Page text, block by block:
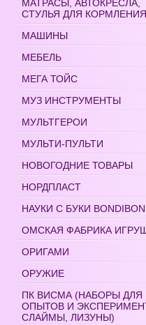
МАТРАСЫ, АВТОКРЕСЛА,
СТУЛЬЯ ДЛЯ КОРМЛЕНИЯ
МАШИНЫ
МЕБЕЛЬ
МЕГА ТОЙС
МУЗ ИНСТРУМЕНТЫ
МУЛЬТГЕРОИ
МУЛЬТИ-ПУЛЬТИ
НОВОГОДНИЕ ТОВАРЫ
НОРДПЛАСТ
НАУКИ С БУКИ BONDIBON
ОМСКАЯ ФАБРИКА
ОРИГАМИ
ОРУЖИЕ
ПК ВИСМА (НАБОРЫ ДЛЯ
ОПЫТОВ И
СЛАЙМЫ, ЛИЗУНЫ)